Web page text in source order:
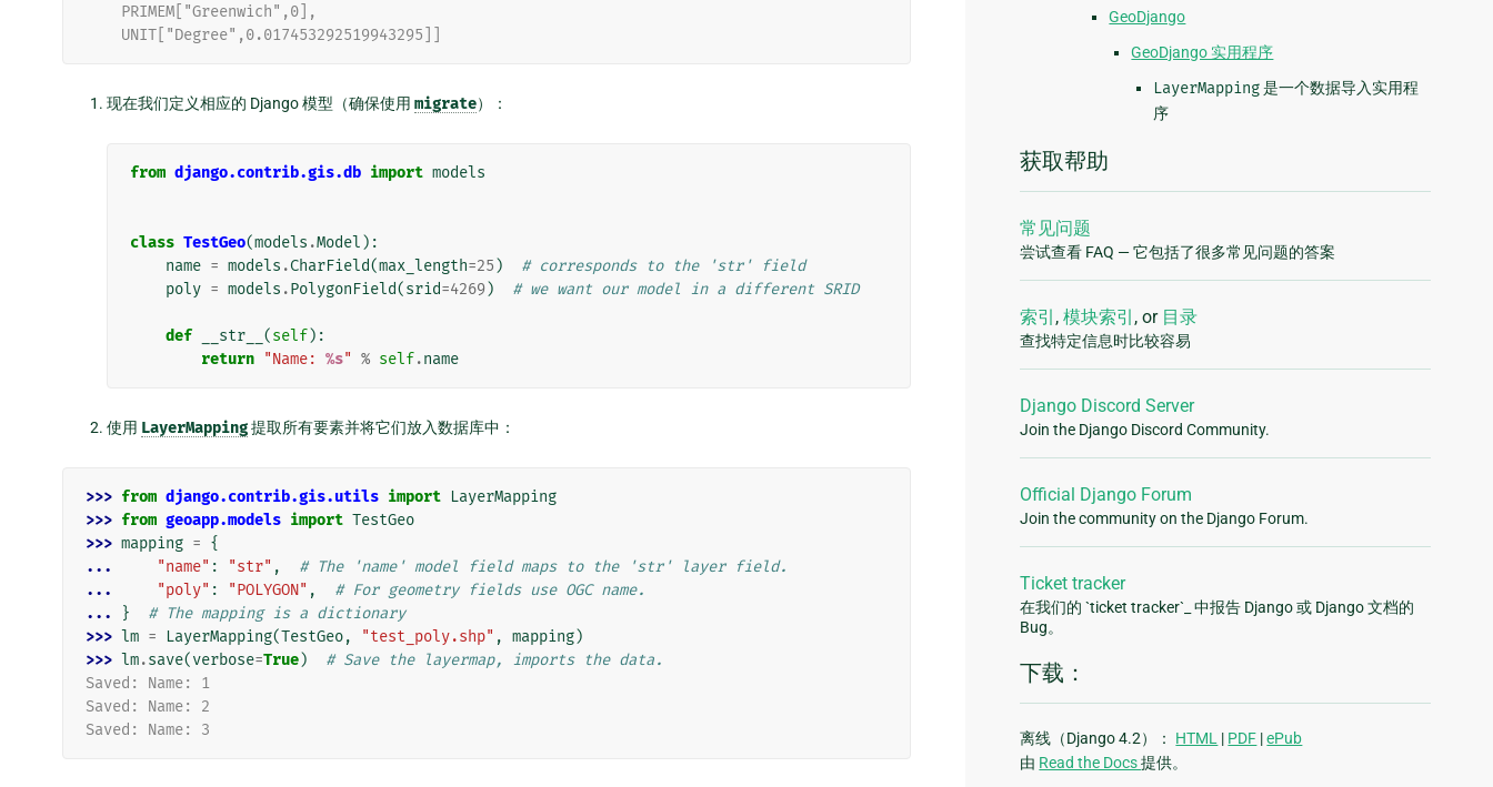
    PRIMEM["Greenwich",0],
    UNIT["Degree",0.017453292519943295]]
现在我们定义相应的 Django 模型（确保使用 migrate）：
from django.contrib.gis.db import models
class TestGeo(models .Model ):
name = models .CharField(max_length=25 )
# corresponds to the 'str' field
poly = models .PolygonField(srid=4269) # we want our model in a different SRID
def __str__ (self):
return "Name: %s" % self.name
使用 LayerMapping提取所有要素并将它们放入数据库中：
>>> from django.contrib.gis.utils import LayerMapping
>>> from geoapp.models import TestGeo
>>> mapping = {
...
"name" : "str" ,
# The 'name' model field maps to the 'str' layer field.
...
"poly" : "POLYGON" ,
# For geometry fields use OGC name.
...
}
# The mapping is a dictionary
>>> lm = LayerMapping(TestGeo, "test_poly.shp" , mapping)
>>> lm.save(verbose=True)
# Save the layermap, imports the data.
Saved: Name: 1
Saved: Name: 2
Saved: Name: 3
GeoDjango
GeoDjango 实用程序
LayerMapping是一个数据导入实用程
序
获取帮助
常见问题
尝试查看 FAQ — 它包括了很多常见问题的答案
索引 ,模块索引 , or 目录
查找特定信息时比较容易
Django Discord Server
Join the Django Discord Community.
Official Django Forum
Join the community on the Django Forum.
Ticket tracker
在我们的 `ticket tracker`_ 中报告 Django 或 Django 文档的
Bug。
下载：
离线（Django 4.2）： HTML | PDF |ePub
由 Read the Docs提供。